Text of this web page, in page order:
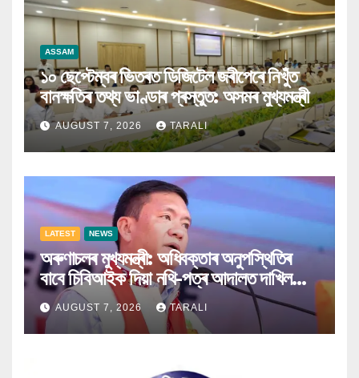
ASSAM
১০ ছেপ্টেম্বৰ ভিতৰত ডিজিটেল জৰীপেৰে নিখুঁত
বানক্ষতিৰ তথ্য ভাণ্ডাৰ প্ৰস্তুত: অসমৰ মুখ্যমন্ত্ৰী
AUGUST 7, 2026 TARALI
LATEST NEWS
অৰুণাচলৰ মুখ্যমন্ত্ৰী: অধিবক্তাৰ অনুপস্থিতিৰ
বাবে চিবিআইক দিয়া নথি-পত্ৰ আদালত দাখিল
কৰিব পৰা নগ’ল
AUGUST 7, 2026 TARALI